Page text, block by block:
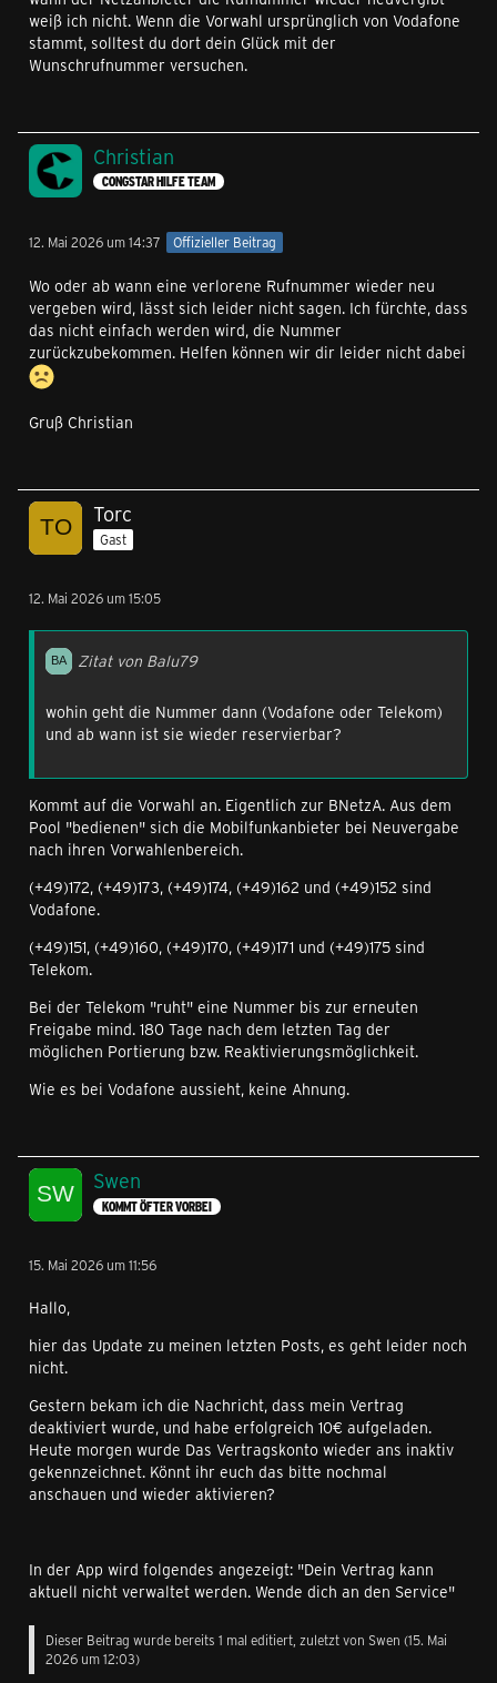
weiß ich nicht. Wenn die Vorwahl ursprünglich von Vodafone
stammt, solltest du dort dein Glück mit der
Wunschrufnummer versuchen.
Christian
CONGSTAR HILFE TEAM
12. Mai 2026 um 14:37 Offizieller Beitrag
Wo oder ab wann eine verlorene Rufnummer wieder neu
vergeben wird, lässt sich leider nicht sagen. Ich fürchte, dass
das nicht einfach werden wird, die Nummer
zurückzubekommen. Helfen können wir dir leider nicht dabei
Gruß Christian
Torc
Gast
12. Mai 2026 um 15:05
Zitat von Balu79
wohin geht die Nummer dann (Vodafone oder Telekom)
und ab wann ist sie wieder reservierbar?
Kommt auf die Vorwahl an. Eigentlich zur BNetzA. Aus dem
Pool "bedienen" sich die Mobilfunkanbieter bei Neuvergabe
nach ihren Vorwahlenbereich.
(+49)172, (+49)173, (+49)174, (+49)162 und (+49)152 sind
Vodafone.
(+49)151, (+49)160, (+49)170, (+49)171 und (+49)175 sind
Telekom.
Bei der Telekom "ruht" eine Nummer bis zur erneuten
Freigabe mind. 180 Tage nach dem letzten Tag der
möglichen Portierung bzw. Reaktivierungsmöglichkeit.
Wie es bei Vodafone aussieht, keine Ahnung.
Swen
KOMMT ÖFTER VORBEI
15. Mai 2026 um 11:56
Hallo,
hier das Update zu meinen letzten Posts, es geht leider noch
nicht.
Gestern bekam ich die Nachricht, dass mein Vertrag
deaktiviert wurde, und habe erfolgreich 10€ aufgeladen.
Heute morgen wurde Das Vertragskonto wieder ans inaktiv
gekennzeichnet. Könnt ihr euch das bitte nochmal
anschauen und wieder aktivieren?
In der App wird folgendes angezeigt: "Dein Vertrag kann
aktuell nicht verwaltet werden. Wende dich an den Service"
Dieser Beitrag wurde bereits 1 mal editiert, zuletzt von Swen (15. Mai
2026 um 12:03)